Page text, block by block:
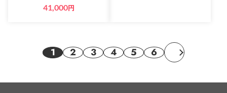
41,000円
1 2 3 4 5 6